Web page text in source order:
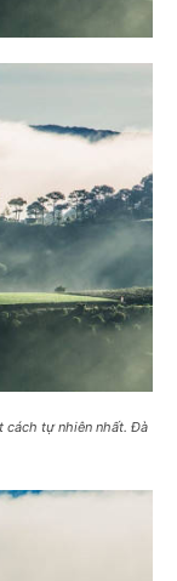
cách tự nhiên nhất. Đà